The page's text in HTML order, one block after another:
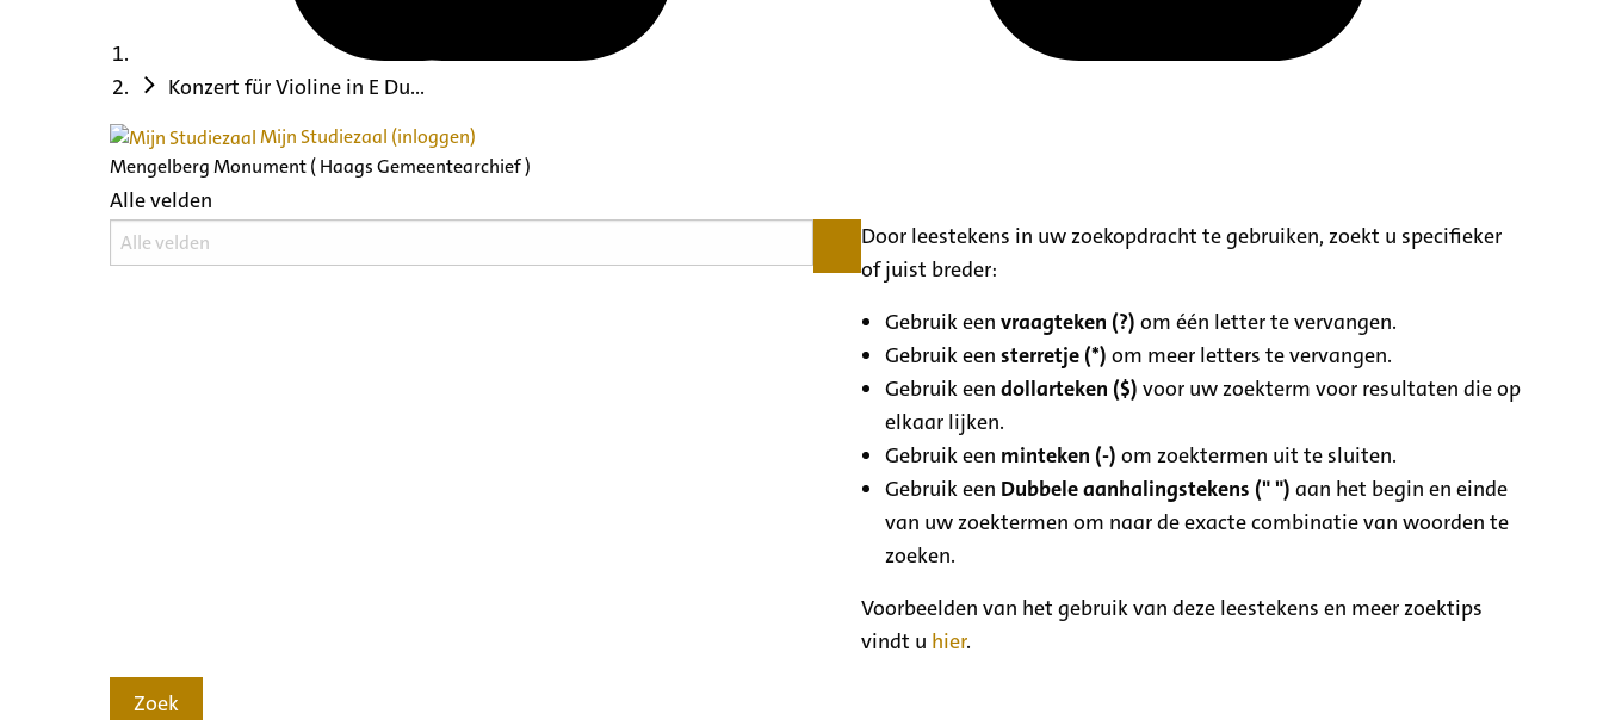
Konzert für Violine in E Du...
Mijn Studiezaal (inloggen)
Mengelberg Monument ( Haags Gemeentearchief )
Alle velden
Door leestekens in uw zoekopdracht te gebruiken, zoekt u specifieker
of juist breder:
Gebruik eenvraagteken (?) om één letter te vervangen.
Gebruik eensterretje (*) om meer letters te vervangen.
Gebruik eendollarteken ($) voor uw zoekterm voor resultaten die op
elkaar lijken.
Gebruik een minteken (-) om zoektermen uit te sluiten.
Gebruik een Dubbele aanhalingstekens (" ") aan het begin en einde
van uw zoektermen om naar de exacte combinatie van woorden te
zoeken.
Voorbeelden van het gebruik van deze leestekens en meer zoektips
vindt u hier.
Zoek